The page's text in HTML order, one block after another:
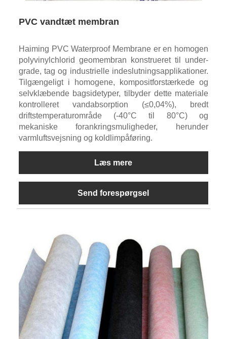
PVC vandtæt membran
Haiming PVC Waterproof Membrane er en homogen
polyvinylchlorid geomembran konstrueret til under-
grade, tag og industrielle indeslutningsapplikationer.
Tilgængeligt i homogene, kompositforstærkede og
selvklæbende bagsidetyper, tilbyder dette materiale
kontrolleret vandabsorption (≤0,04%), bredt
driftstemperaturområde (-40°C til 80°C) og
mekaniske forankringsmuligheder, herunder
varmluftsvejsning og koldlimpåføring.
Læs mere
Send forespørgsel